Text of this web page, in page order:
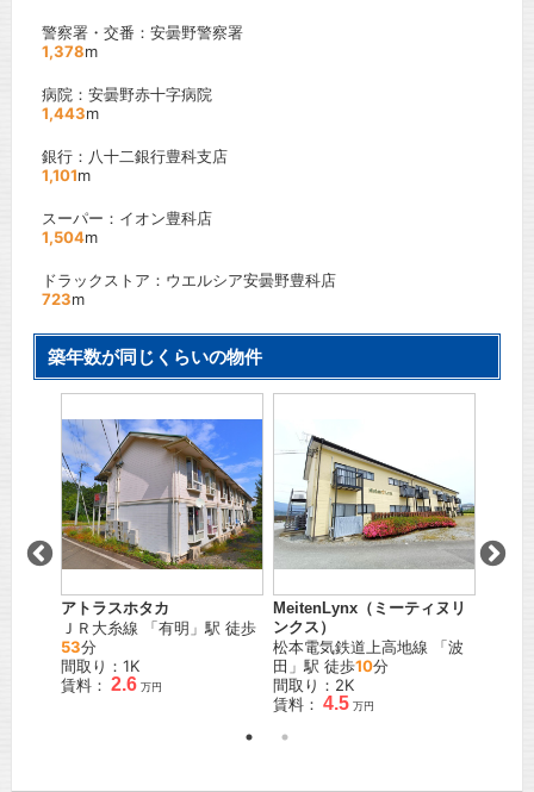
警察署・交番：安曇野警察署
1,378m
病院：安曇野赤十字病院
1,443m
銀行：八十二銀行豊科支店
1,101m
スーパー：イオン豊科店
1,504m
ドラックストア：ウエルシア安曇野豊科店
723m
築年数が同じくらいの物件
アトラスホタカ
ＪＲ大糸線 「有明 」駅 徒歩
53分
間取り：1K
賃料： 2.6 万円
MeitenLynx（ミーティヌリ
ンクス）
松本電気鉄道上高地線 「波
田 」駅 徒歩10分
間取り：2K
賃料： 4.5 万円